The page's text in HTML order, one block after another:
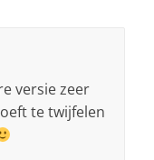
versie zeer
te twijfelen